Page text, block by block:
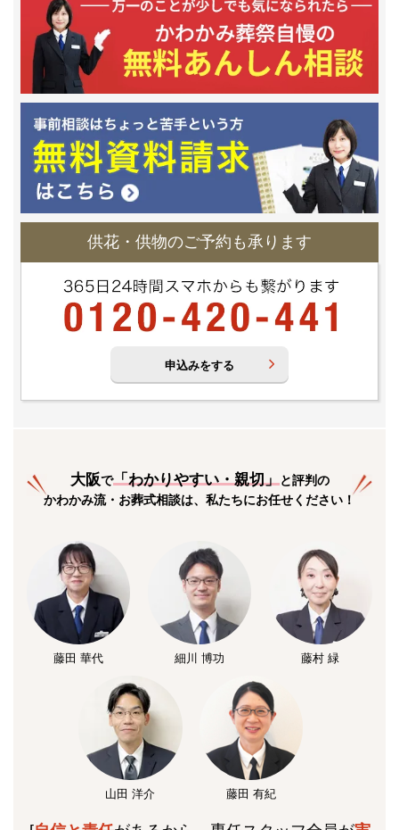
供花・供物のご予約も承ります
申込みをする
大阪で「わかりやすい・親切」と評判の
かわかみ流・お葬式相談は、私たちにお任せください！
藤田 華代 細川 博功 藤村 緑
山田 洋介 藤田 有紀